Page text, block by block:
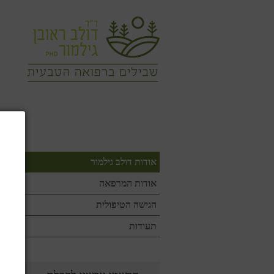
אודות דולב גילמור
אודות המרפאה
הגישה הטיפולית
תעודות